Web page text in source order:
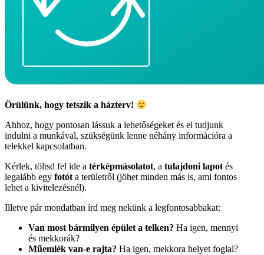
Örülünk, hogy tetszik a házterv!
Ahhoz, hogy pontosan lássuk a lehetőségeket és el tudjunk
indulni a munkával, szükségünk lenne néhány információra a
telekkel kapcsolatban.
Kérlek, töltsd fel ide a térképmásolatot, a tulajdoni lapot és
legalább egy fotót a területről (jöhet minden más is, ami fontos
lehet a kivitelezésnél).
Illetve pár mondatban írd meg nekünk a legfontosabbakat:
Van most bármilyen épület a telken? Ha igen, mennyi
és mekkorák?
Műemlék van-e rajta? Ha igen, mekkora helyet foglal?